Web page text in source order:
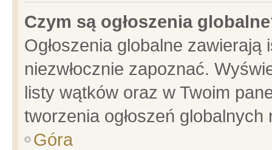
Czym są ogłoszenia
Ogłoszenia globalne
niezwłocznie zapoznać.
listy wątków oraz w Twoim
tworzenia ogłoszeń
Góra